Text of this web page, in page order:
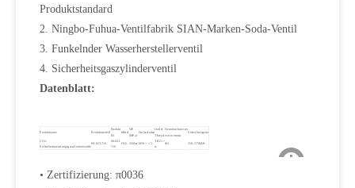
Produktstandard
2. Ningbo-Fuhua-Ventilfabrik SIAN-Marken-Soda-Ventil
3. Funkelnder Wasserherstellerventil
4. Sicherheitsgaszylinderventil
Datenblatt:
Produktname Produktmodell
Produkt
ID
Mittel
WP
(MPa)
Einlassfaden
Outlet-
Thread.
Nenndurchmesser
von mmmm.
Sicherheitsgerät
CO2-
Sicherheitssteuerungsgaszylinderventile
08-823-716.
08-823-
716.
CO2. 250bar.M18 × 1.5.
TR21 ×
4.
Φ3. 250-275BAR.
• Zertifizierung: π0036